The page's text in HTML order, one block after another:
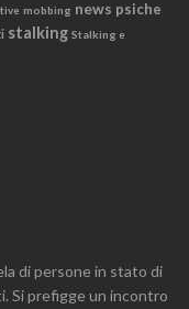
mobbing news psiche
stalking Stalking e
di persone in stato di
Si prefigge un incontro